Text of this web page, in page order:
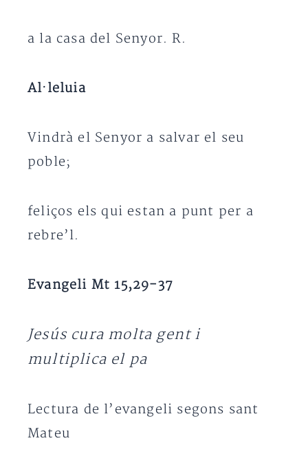
a la casa del Senyor. R.
Al·leluia
Vindrà el Senyor a salvar el seu
poble;
feliços els qui estan a punt per a
rebre’l.
Evangeli Mt 15,29-37
Jesús cura molta gent i
multiplica el pa
Lectura de l’evangeli segons sant
Mateu